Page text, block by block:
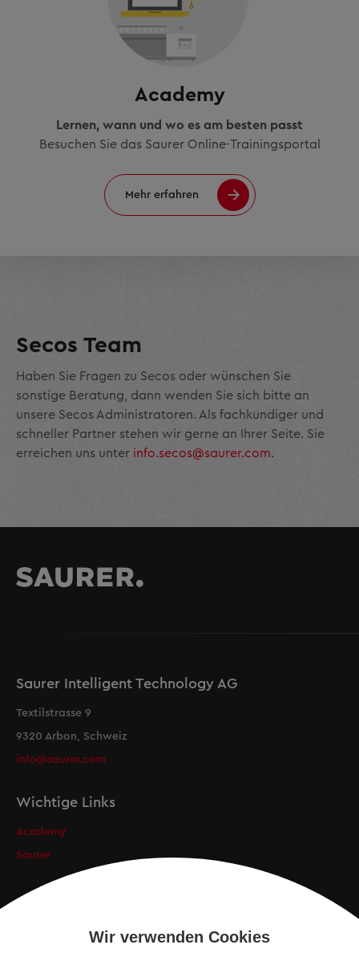
Academy
Lernen, wann und wo es am besten passt
Besuchen Sie das Saurer Online-Trainingsportal
Mehr erfahren
Secos Team
Haben Sie Fragen zu Secos oder wünschen Sie
sonstige Beratung, dann wenden Sie sich bitte an
unsere Secos Administratoren. Als fachkundiger und
schneller Partner stehen wir gerne an Ihrer Seite. Sie
erreichen uns unter info.secos@saurer.com.
Saurer Intelligent Technology AG
Textilstrasse 9
9320 Arbon, Schweiz
info@saurer.com
Wichtige Links
Academy
Saurer
Newsletter
Wir verwenden Cookies